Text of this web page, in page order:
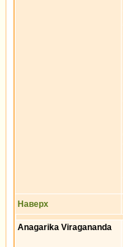
Наверх
Anagarika Viragananda